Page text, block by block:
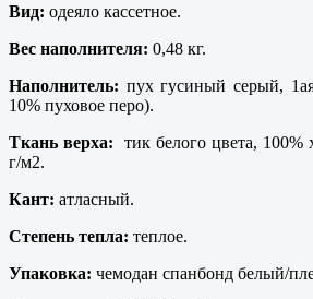
Вид: одеяло кассетное.
Вес наполнителя: 0,48 кг.
Наполнитель: пух гусиный серый,
10% пуховое перо).
Ткань верха:
тик белого цвета, 100%
г/м2.
Кант: атласный.
Степень тепла: теплое.
Упаковка: чемодан спанбонд белый/